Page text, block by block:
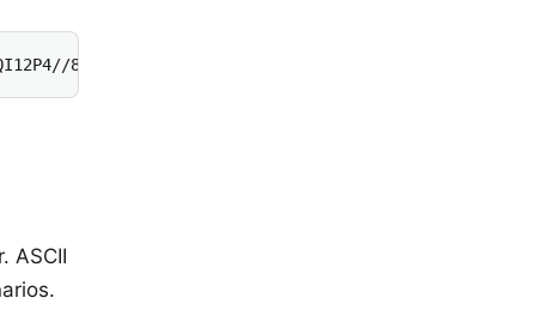
8/
ASCII